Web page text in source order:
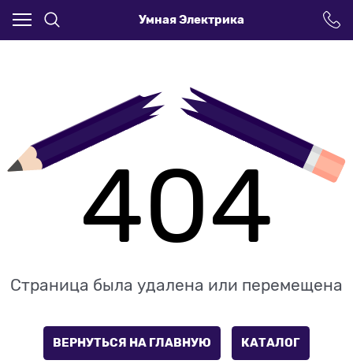
Умная Электрика
404
Страница была удалена или перемещена
ВЕРНУТЬСЯ НА ГЛАВНУЮ КАТАЛОГ